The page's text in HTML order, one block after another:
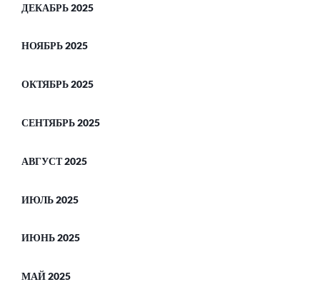
ДЕКАБРЬ 2025
НОЯБРЬ 2025
ОКТЯБРЬ 2025
СЕНТЯБРЬ 2025
АВГУСТ 2025
ИЮЛЬ 2025
ИЮНЬ 2025
МАЙ 2025